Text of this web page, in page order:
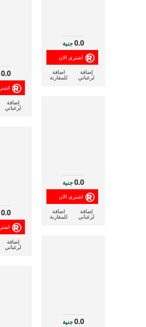
0.0جنية
إضافة
لرغباتي
اضافة
للمقارنة
0.0
إضافة
لرغباتي
0.0جنية
إضافة
لرغباتي
اضافة
للمقارنة
0.0
إضافة
لرغباتي
0.0جنية